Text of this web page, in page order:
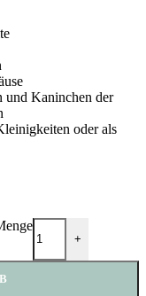
und Kaninchen der
oder als
+